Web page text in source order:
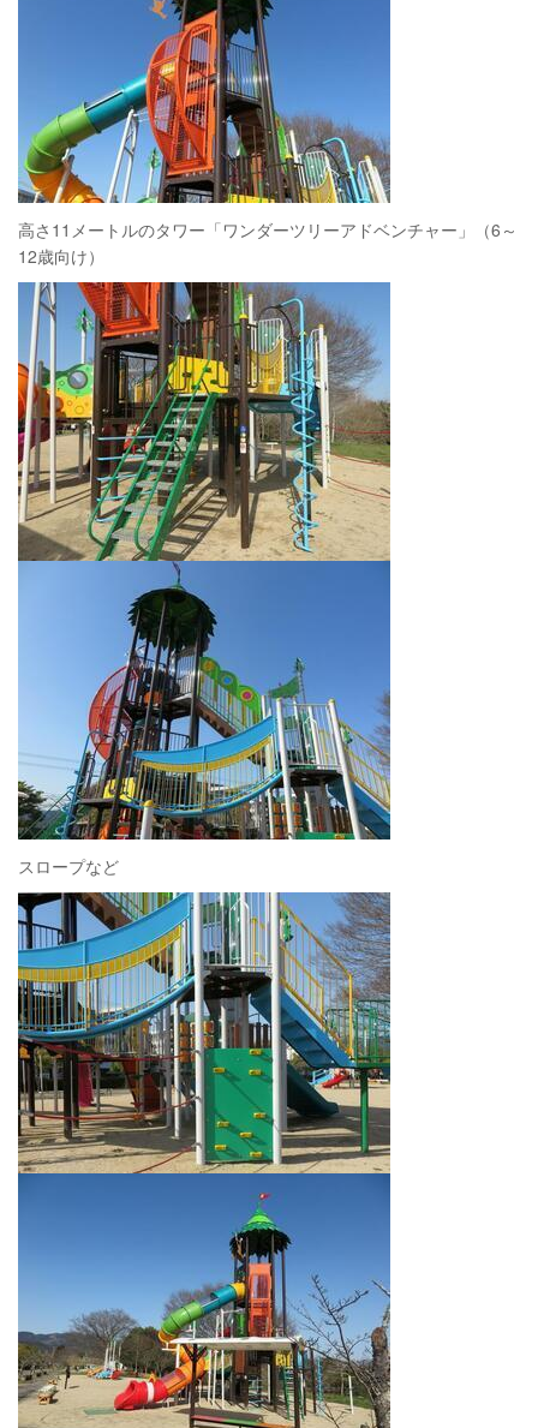
高さ11メートルのタワー「ワンダーツリーアドベンチャー」（6～
12歳向け）
スロープなど